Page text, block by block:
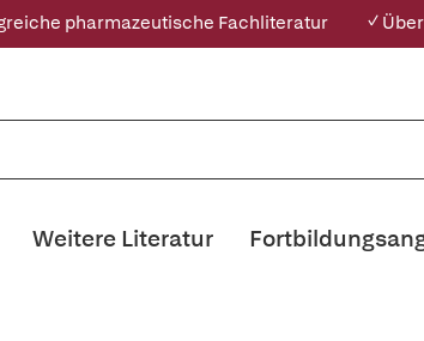
pharmazeutische Fachliteratur ✓
Weitere Literatur